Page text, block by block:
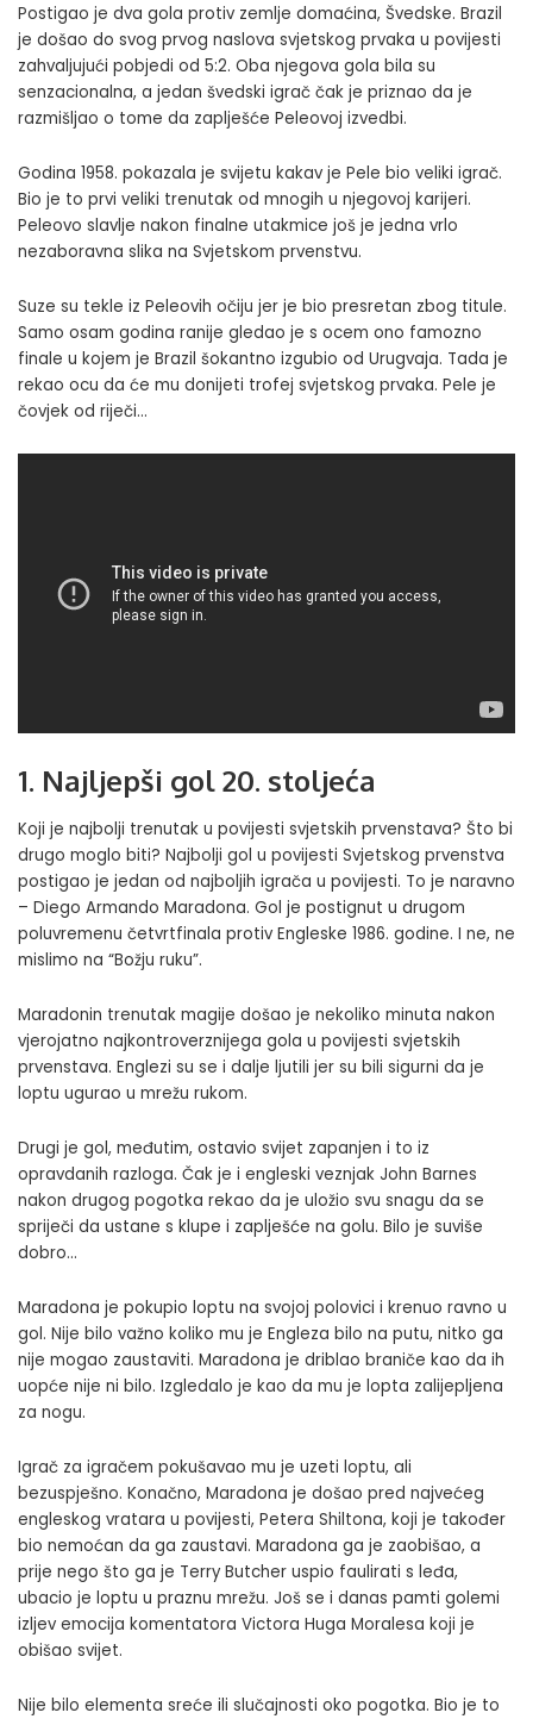
Postigao je dva gola protiv zemlje domaćina, Švedske. Brazil
je došao do svog prvog naslova svjetskog prvaka u povijesti
zahvaljujući pobjedi od 5:2. Oba njegova gola bila su
senzacionalna, a jedan švedski igrač čak je priznao da je
razmišljao o tome da zaplješće Peleovoj izvedbi.
Godina 1958. pokazala je svijetu kakav je Pele bio veliki igrač.
Bio je to prvi veliki trenutak od mnogih u njegovoj karijeri.
Peleovo slavlje nakon finalne utakmice još je jedna vrlo
nezaboravna slika na Svjetskom prvenstvu.
Suze su tekle iz Peleovih očiju jer je bio presretan zbog titule.
Samo osam godina ranije gledao je s ocem ono famozno
finale u kojem je Brazil šokantno izgubio od Urugvaja. Tada je
rekao ocu da će mu donijeti trofej svjetskog prvaka. Pele je
čovjek od riječi…
1. Najljepši gol 20. stoljeća
Koji je najbolji trenutak u povijesti svjetskih prvenstava? Što bi
drugo moglo biti? Najbolji gol u povijesti Svjetskog prvenstva
postigao je jedan od najboljih igrača u povijesti. To je naravno
– Diego Armando Maradona. Gol je postignut u drugom
poluvremenu četvrtfinala protiv Engleske 1986. godine. I ne, ne
mislimo na “Božju ruku”.
Maradonin trenutak magije došao je nekoliko minuta nakon
vjerojatno najkontroverznijega gola u povijesti svjetskih
prvenstava. Englezi su se i dalje ljutili jer su bili sigurni da je
loptu ugurao u mrežu rukom.
Drugi je gol, međutim, ostavio svijet zapanjen i to iz
opravdanih razloga. Čak je i engleski veznjak John Barnes
nakon drugog pogotka rekao da je uložio svu snagu da se
spriječi da ustane s klupe i zaplješće na golu. Bilo je suviše
dobro…
Maradona je pokupio loptu na svojoj polovici i krenuo ravno u
gol. Nije bilo važno koliko mu je Engleza bilo na putu, nitko ga
nije mogao zaustaviti. Maradona je driblao braniče kao da ih
uopće nije ni bilo. Izgledalo je kao da mu je lopta zalijepljena
za nogu.
Igrač za igračem pokušavao mu je uzeti loptu, ali
bezuspješno. Konačno, Maradona je došao pred najvećeg
engleskog vratara u povijesti, Petera Shiltona, koji je također
bio nemoćan da ga zaustavi. Maradona ga je zaobišao, a
prije nego što ga je Terry Butcher uspio faulirati s leđa,
ubacio je loptu u praznu mrežu. Još se i danas pamti golemi
izljev emocija komentatora Victora Huga Moralesa koji je
obišao svijet.
Nije bilo elementa sreće ili slučajnosti oko pogotka. Bio je to